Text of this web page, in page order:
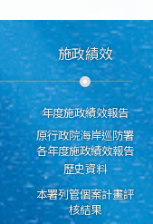
施政績效
年度施政績效報告
原行政院海岸巡防署
各年度施政績效報告
歷史資料
本署列管個案計畫評
核結果